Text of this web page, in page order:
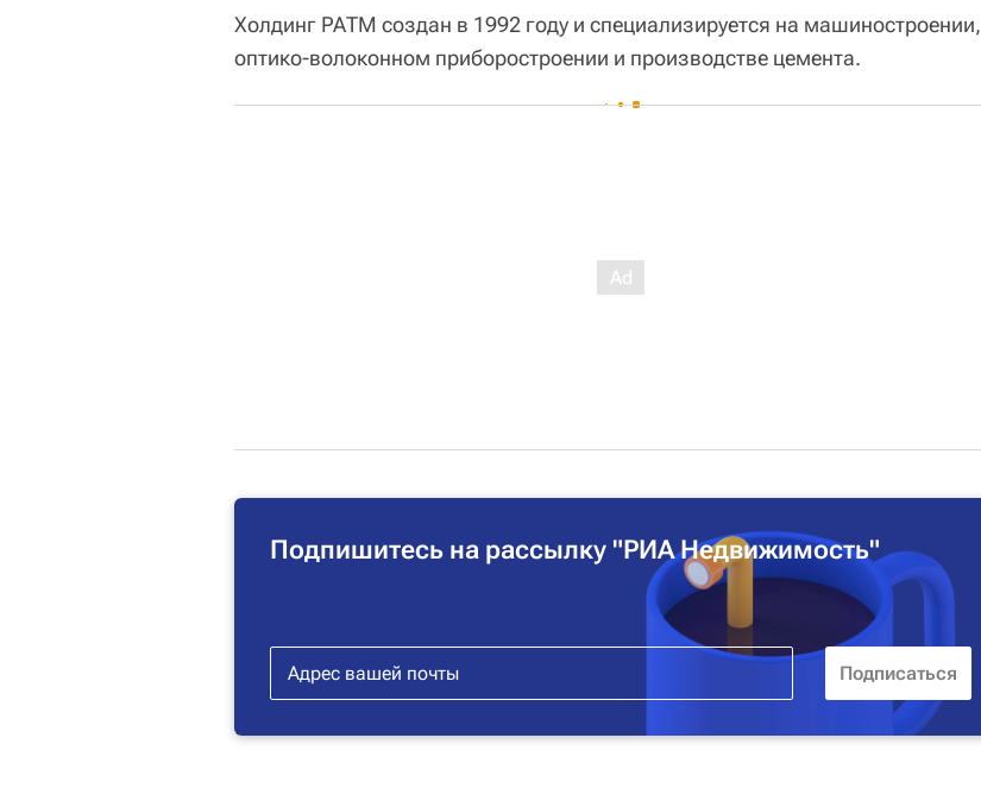
Холдинг РАТМ создан в 1992 году и специализируется на машиностроении,
оптико-волоконном приборостроении и производстве цемента.
Подпишитесь на рассылку "РИА Недвижимость"